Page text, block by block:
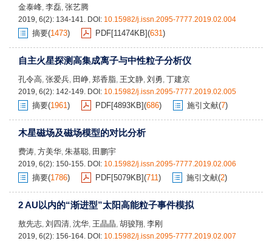
金泰峰, 李磊, 张艺腾
2019, 6(2): 134-141. DOI: 10.15982/j.issn.2095-7777.2019.02.004
摘要(1473) PDF[11474KB](631)
自主火星探测高集成离子与中性粒子分析仪
孔令高, 张爱兵, 田峥, 郑香脂, 王文静, 刘勇, 丁建京
2019, 6(2): 142-149. DOI: 10.15982/j.issn.2095-7777.2019.02.005
摘要(1961) PDF[4893KB](686) 施引文献(7)
木星磁场及磁场模型的对比分析
费涛, 方美华, 朱基聪, 田鹏宇
2019, 6(2): 150-155. DOI: 10.15982/j.issn.2095-7777.2019.02.006
摘要(1786) PDF[5079KB](711) 施引文献(2)
2 AU以内的“渐进型”太阳高能粒子事件模拟
敖先志, 刘四清, 沈华, 王晶晶, 胡骏翔, 李刚
2019, 6(2): 156-164. DOI: 10.15982/j.issn.2095-7777.2019.02.007